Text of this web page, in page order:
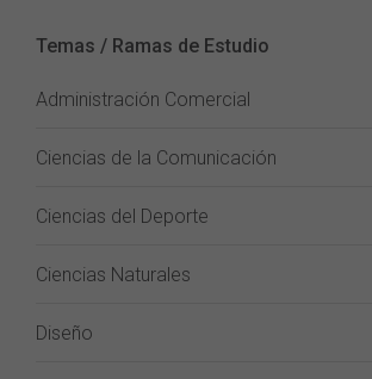
Temas / Ramas de Estudio
Administración Comercial
Ciencias de la Comunicación
Ciencias del Deporte
Ciencias Naturales
Diseño